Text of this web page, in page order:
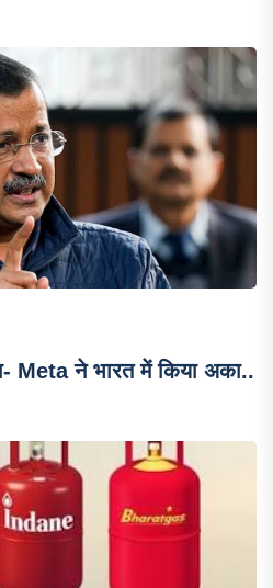
Meta ने भारत में किया अका..